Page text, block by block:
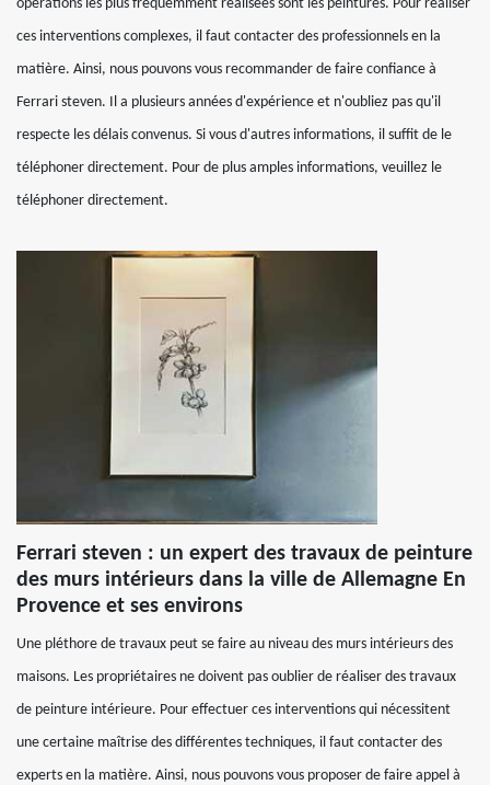
opérations les plus fréquemment réalisées sont les peintures. Pour réaliser
ces interventions complexes, il faut contacter des professionnels en la
matière. Ainsi, nous pouvons vous recommander de faire confiance à
Ferrari steven. Il a plusieurs années d'expérience et n'oubliez pas qu'il
respecte les délais convenus. Si vous d'autres informations, il suffit de le
téléphoner directement. Pour de plus amples informations, veuillez le
téléphoner directement.
Ferrari steven : un expert des travaux de peinture
des murs intérieurs dans la ville de Allemagne En
Provence et ses environs
Une pléthore de travaux peut se faire au niveau des murs intérieurs des
maisons. Les propriétaires ne doivent pas oublier de réaliser des travaux
de peinture intérieure. Pour effectuer ces interventions qui nécessitent
une certaine maîtrise des différentes techniques, il faut contacter des
experts en la matière. Ainsi, nous pouvons vous proposer de faire appel à